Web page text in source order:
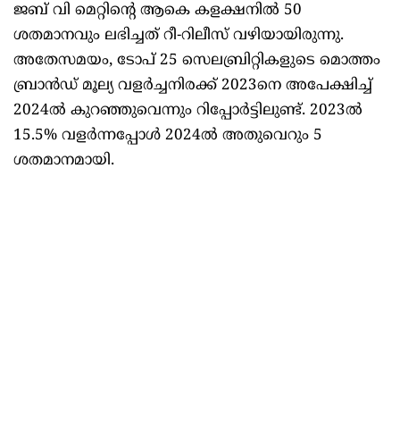
ജബ് വി മെറ്റിന്റെ ആകെ കളക്ഷനിൽ 50
ശതമാനവും ലഭിച്ചത് റീ-റിലീസ് വഴിയായിരുന്നു.
അതേസമയം, ടോപ് 25 സെലബ്രിറ്റികളുടെ മൊത്തം
ബ്രാൻഡ് മൂല്യ വളർച്ചനിരക്ക് 2023നെ അപേക്ഷിച്ച്
2024ൽ കുറഞ്ഞുവെന്നും റിപ്പോർട്ടിലുണ്ട്. 2023ൽ
15.5% വളർന്നപ്പോൾ 2024ൽ അതുവെറും 5
ശതമാനമായി.